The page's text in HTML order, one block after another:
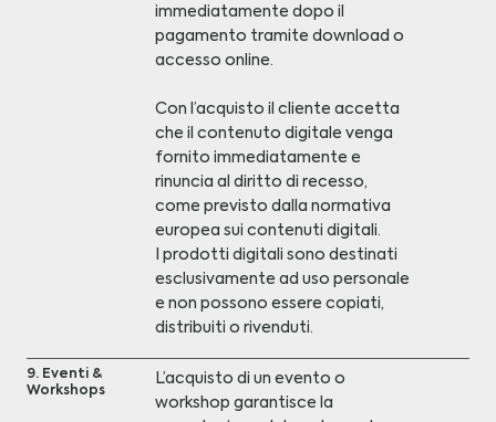
immediatamente dopo il
pagamento tramite download o
accesso online.
Con l’acquisto il cliente accetta
che il contenuto digitale venga
fornito immediatamente e
rinuncia al diritto di recesso,
come previsto dalla normativa
europea sui contenuti digitali.
I prodotti digitali sono destinati
esclusivamente ad uso personale
e non possono essere copiati,
distribuiti o rivenduti.
9. Eventi &
Workshops
L’acquisto di un evento o
workshop garantisce la